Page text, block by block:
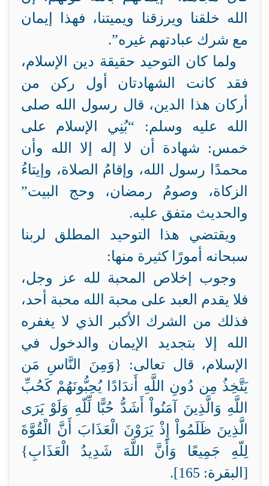
الله خلقنا ويرزقنا ويميتنا، فهذا إيمان
مع شرك عبادتهم غيره”.
ولما كان التوحيد حقيقة دين الإسلام،
فقد كانت الشهادتان أول ركن من
أركان هذا الدين، قال رسول الله صلى
الله عليه وسلم: “بُنِي الإسلام على
خمس: شهادة أن لا إله إلا الله وأن
محمدًا رسول الله، وإقامُ الصلاة، وإيتاءُ
الزكاة، وصومُ رمضان، وحج البيت”
والحديث متفق عليه.
ويقتضي هذا التوحيد المطلق لربنا
سبحانه أمورًا كثيرة منها:
وجوب إخلاص المحبة لله عز وجل،
فلا يقدم العبد على محبة الله محبة أحد،
فذلك من الشرك الأكبر الذي لا يغفره
الله إلا بتجديد الإيمان والدخول في
الإسلام، قال تعالى: {وَمِنَ النَّاسِ مَن
يَتَّخِذُ مِن دُونِ اللَّهِ أَندَادًا يُحِبُّونَهُمْ كَحُبِّ
اللَّهِ وَالَّذِينَ آمَنُواْ أَشَدُّ حُبًّا لِّلّهِ وَلَوْ يَرَى
الَّذِينَ ظَلَمُواْ إِذْ يَرَوْنَ الْعَذَابَ أَنَّ الْقُوَّةَ
لِلّهِ جَمِيعًا وَأَنَّ اللَّهَ شَدِيدُ الْعَذَابِ}
[البقرة: 165].